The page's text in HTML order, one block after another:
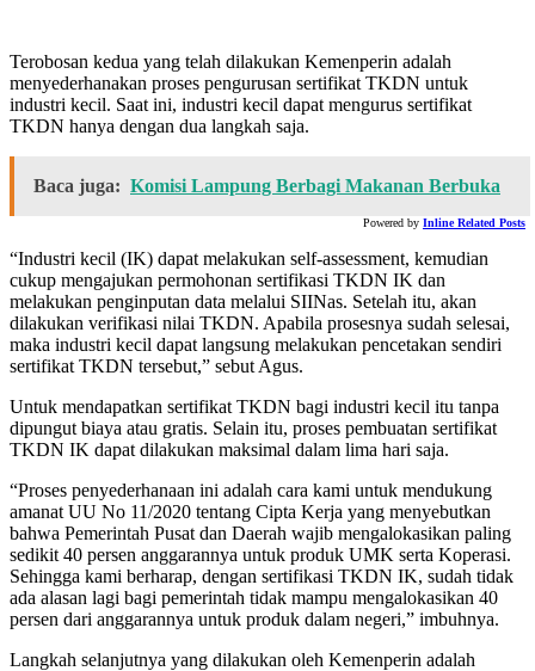
Terobosan kedua yang telah dilakukan Kemenperin adalah
menyederhanakan proses pengurusan sertifikat TKDN untuk
industri kecil. Saat ini, industri kecil dapat mengurus sertifikat
TKDN hanya dengan dua langkah saja.
Baca juga: Komisi Lampung Berbagi Makanan Berbuka
Powered by Inline Related Posts
“Industri kecil (IK) dapat melakukan self-assessment, kemudian
cukup mengajukan permohonan sertifikasi TKDN IK dan
melakukan penginputan data melalui SIINas. Setelah itu, akan
dilakukan verifikasi nilai TKDN. Apabila prosesnya sudah selesai,
maka industri kecil dapat langsung melakukan pencetakan sendiri
sertifikat TKDN tersebut,” sebut Agus.
Untuk mendapatkan sertifikat TKDN bagi industri kecil itu tanpa
dipungut biaya atau gratis. Selain itu, proses pembuatan sertifikat
TKDN IK dapat dilakukan maksimal dalam lima hari saja.
“Proses penyederhanaan ini adalah cara kami untuk mendukung
amanat UU No 11/2020 tentang Cipta Kerja yang menyebutkan
bahwa Pemerintah Pusat dan Daerah wajib mengalokasikan paling
sedikit 40 persen anggarannya untuk produk UMK serta Koperasi.
Sehingga kami berharap, dengan sertifikasi TKDN IK, sudah tidak
ada alasan lagi bagi pemerintah tidak mampu mengalokasikan 40
persen dari anggarannya untuk produk dalam negeri,” imbuhnya.
Langkah selanjutnya yang dilakukan oleh Kemenperin adalah